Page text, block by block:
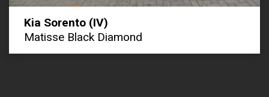
Kia Sorento (IV)
Matisse Black Diamond